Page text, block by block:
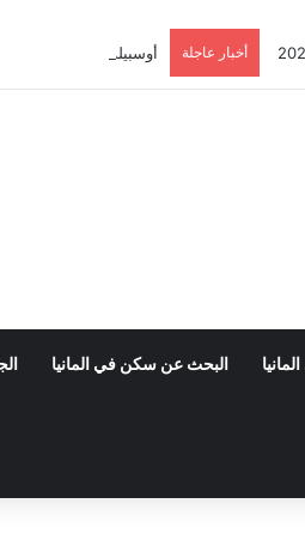
أخبار عاجلة أوسبيلدونغ تبريد مراكز البيانات في
البحث عن سكن في المانيا